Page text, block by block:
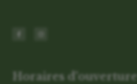
Horaires d'ouverture